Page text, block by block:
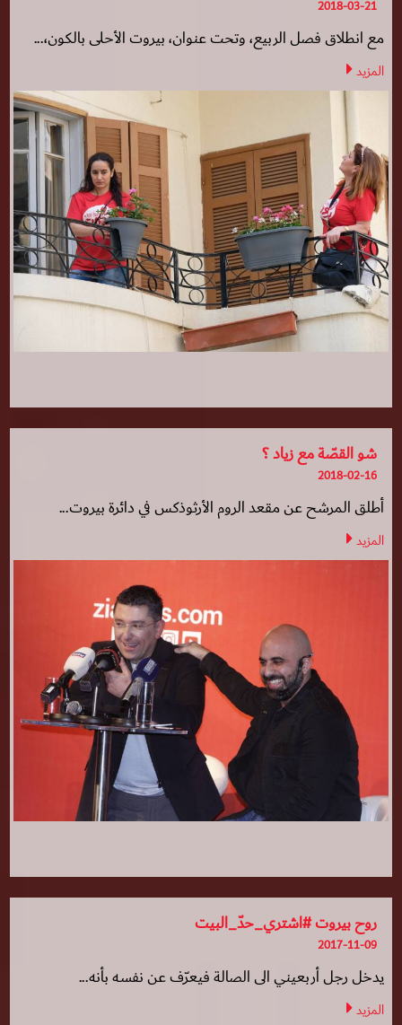
2018-03-21
مع انطلاق فصل الربيع، وتحت عنوان، بيروت الأحلى بالكون،...
المزيد
شو القصّة مع زياد ؟
2018-02-16
أطلق المرشح عن مقعد الروم الأرثوذكس في دائرة بيروت...
المزيد
روح بيروت #اشتري_حدّ_البيت
2017-11-09
يدخل رجل أربعيني الى الصالة فيعرّف عن نفسه بأنه...
المزيد